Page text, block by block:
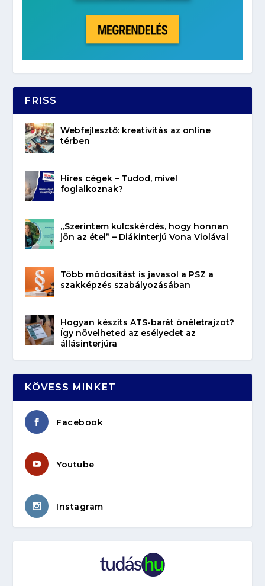
FRISS
Webfejlesztő: kreativitás az online
térben
Híres cégek – Tudod, mivel
foglalkoznak?
„Szerintem kulcskérdés, hogy honnan
jön az étel” – Diákinterjú Vona Violával
Több módosítást is javasol a PSZ a
szakképzés szabályozásában
Hogyan készíts ATS-barát önéletrajzot?
Így növelheted az esélyedet az
állásinterjúra
KÖVESS MINKET
Facebook
Youtube
Instagram